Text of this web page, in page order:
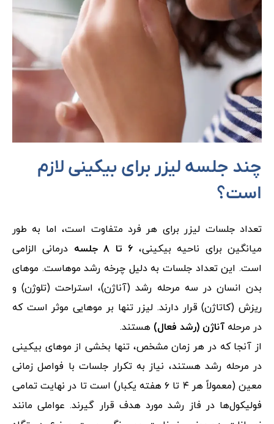
چند جلسه لیزر برای بیکینی لازم
است؟
تعداد جلسات لیزر برای هر فرد متفاوت است، اما به طور
میانگین برای ناحیه بیکینی، ۶ تا ۸ جلسه
درمانی الزامی
است. این تعداد جلسات به دلیل چرخه رشد موهاست. موهای
بدن انسان در سه مرحله رشد (آناژن)، استراحت (تلوژن) و
ریزش (کاتاژن) قرار دارند. لیزر تنها بر موهایی موثر است که
در مرحله آناژن (رشد فعال) هستند.
از آنجا که در هر زمان مشخص، تنها بخشی از موهای بیکینی
در مرحله رشد هستند، نیاز به تکرار جلسات با فواصل زمانی
معین (معمولاً هر ۴ تا ۶ هفته یکبار) است تا در نهایت تمامی
فولیکول‌ها در فاز رشد مورد هدف قرار گیرند. عواملی مانند